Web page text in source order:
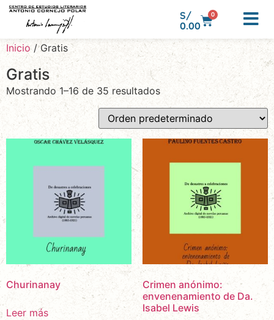
S/
0.00
0
Inicio/ Gratis
Gratis
Mostrando 1–16 de 35 resultados
Churinanay
Leer más
Crimen anónimo:
envenenamiento de Da.
Isabel Lewis